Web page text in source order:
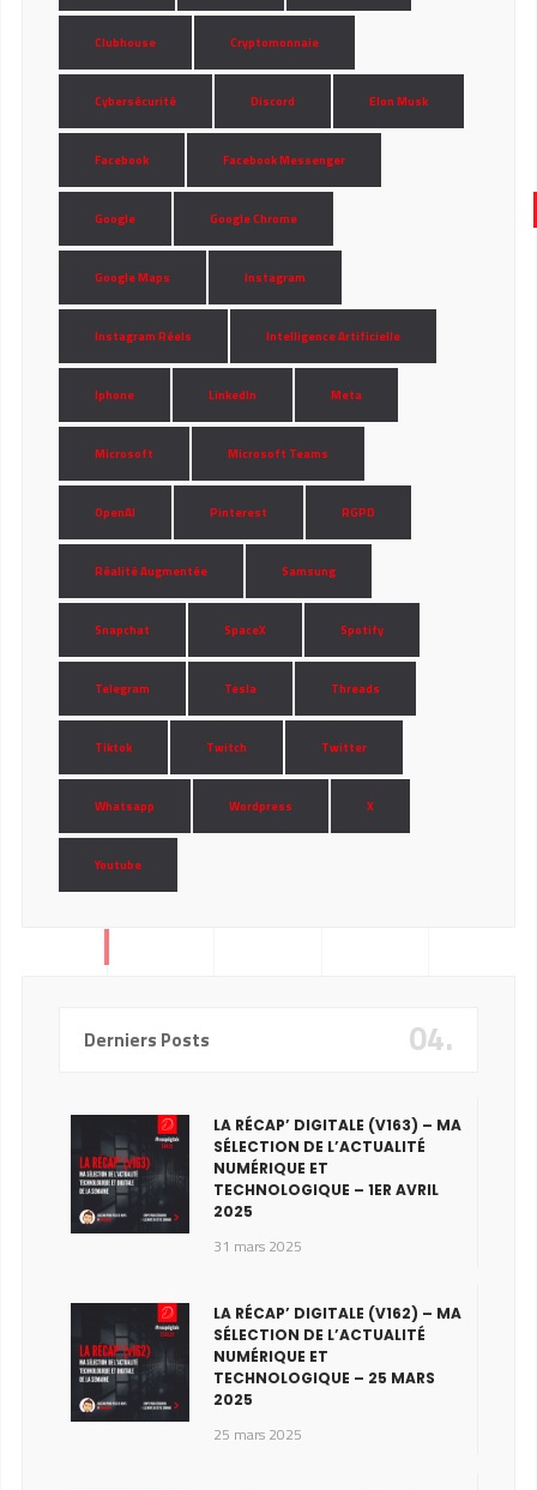
Clubhouse Cryptomonnaie
Cybersécurité Discord Elon Musk
Facebook Facebook Messenger
Google Google Chrome
Google Maps Instagram
Instagram Réels Intelligence Artificielle
Iphone LinkedIn Meta
Microsoft Microsoft Teams
OpenAI Pinterest RGPD
Réalité Augmentée Samsung
Snapchat SpaceX Spotify
Telegram Tesla Threads
Tiktok Twitch Twitter
Whatsapp Wordpress X
Youtube
Derniers Posts 04.
LA RÉCAP’ DIGITALE (V163) – MA
SÉLECTION DE L’ACTUALITÉ
NUMÉRIQUE ET
TECHNOLOGIQUE – 1ER AVRIL
2025
31 mars 2025
LA RÉCAP’ DIGITALE (V162) – MA
SÉLECTION DE L’ACTUALITÉ
NUMÉRIQUE ET
TECHNOLOGIQUE – 25 MARS
2025
25 mars 2025